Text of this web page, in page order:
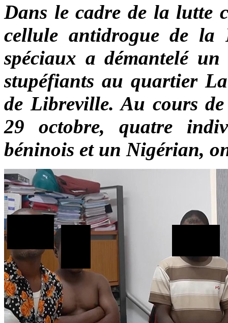
Dans le cadre de la lutte
cellule antidrogue de la
spéciaux a démantelé
stupéfiants au quartier
de Libreville. Au cours de
29 octobre, quatre
béninois et un Nigérian,